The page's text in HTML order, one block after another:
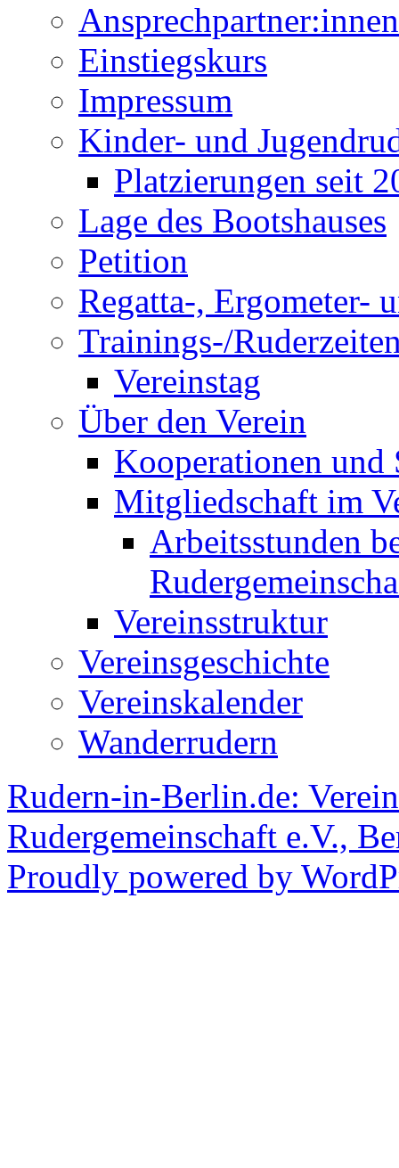
Ansprechpartner:innen
Einstiegskurs
Impressum
Kinder- und
Platzierungen seit
Lage des Bootshauses
Petition
Regatta-, Ergometer-
Trainings-/
Vereinstag
Über den Verein
Kooperationen und
Mitgliedschaft im
Arbeitsstunden
Vereinsstruktur
Vereinsgeschichte
Vereinskalender
Wanderrudern
Rudern-in-Berlin.de:
Rudergemeinschaft e.V.,
Proudly powered by